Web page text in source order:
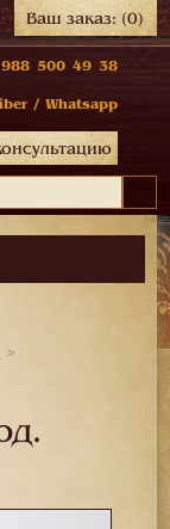
Ваш заказ:(0)
988 500 49 38
/ Whatsapp